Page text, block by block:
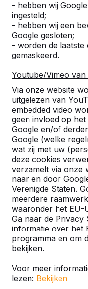
- hebben wij
ingesteld;
- hebben wij een
Google gesloten;
- worden de laatste
gemaskeerd.
Youtube/Vimeo van
Via onze website
uitgelezen van
embedded video
geen invloed op
Google en/of
Google (welke
wat zij met uw
deze cookies
verzamelt via onze
naar en door
Verenigde Staten.
meerdere
waaronder het EU-
Ga naar de Privacy
informatie over het
programma en om
bekijken.
Voor meer
lezen: Bekijken
Prachtige tafels!
school.
G. Broeksteeg
10
Super! Snelle
Kevin Sijmens
9
Valt zeer goed in
Mooie spullen en
denkt om alles
Erwin Gijsbers
9
prima
Erik Hellings
9
U vindt onze
zelfs daarbuiten.
buurt al een
Product
Alles weergeven